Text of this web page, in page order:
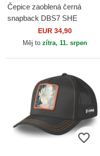
Čepice zaoblená černá
snapback DBS7 SHE
Shenron Dragon Ball Capslab
EUR 34,90
Měj to zítra, 11. srpen